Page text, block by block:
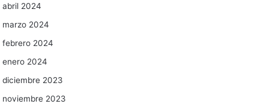
abril 2024
marzo 2024
febrero 2024
enero 2024
diciembre 2023
noviembre 2023